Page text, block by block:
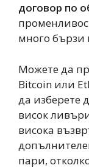
договор по
много бързи
Можете да
Bitcoin или
да изберете
висок
висока
пари,